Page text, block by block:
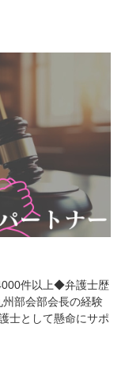
件以上◆弁護士歴
部会部会長の経験
士として懸命にサポ